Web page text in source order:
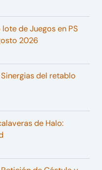
de Juegos en PS
2026
del retablo
de Halo: